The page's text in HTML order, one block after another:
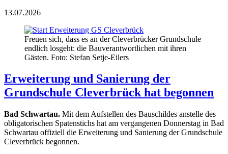
13.07.2026
Freuen sich, dass es an der Cleverbrücker Grundschule
endlich losgeht: die Bauverantwortlichen mit ihren
Gästen. Foto: Stefan Setje-Eilers
Erweiterung und Sanierung der
Grundschule Cleverbrück hat begonnen
Bad Schwartau. Mit dem Aufstellen des Bauschildes anstelle des
obligatorischen Spatenstichs hat am vergangenen Donnerstag in Bad
Schwartau offiziell die Erweiterung und Sanierung der Grundschule
Cleverbrück begonnen.